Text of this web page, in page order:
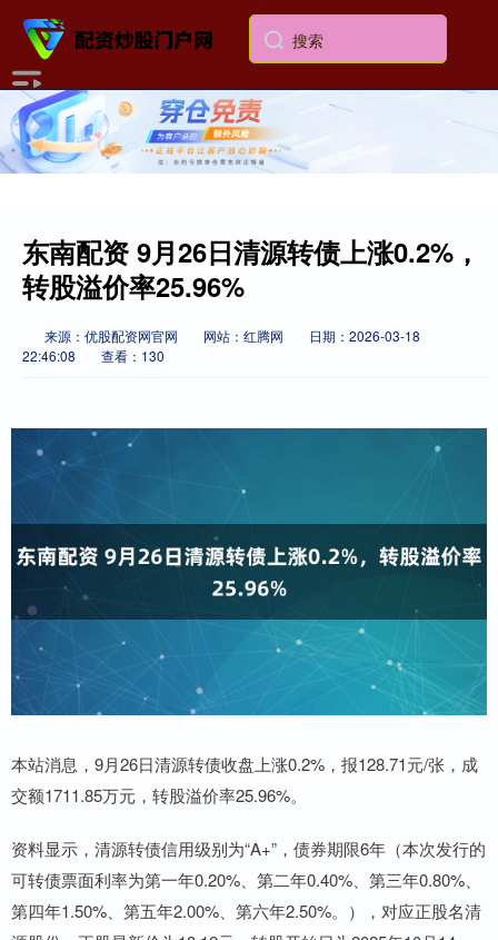
东南配资 9月26日清源转债上涨0.2%，
转股溢价率25.96%
来源：优股配资网官网 网站：红腾网
日期：2026-03-18
22:46:08
查看：130
本站消息，9月26日清源转债收盘上涨0.2%，报128.71元/张，成
交额1711.85万元，转股溢价率25.96%。
资料显示，清源转债信用级别为“A+”，债券期限6年（本次发行的
可转债票面利率为第一年0.20%、第二年0.40%、第三年0.80%、
第四年1.50%、第五年2.00%、第六年2.50%。），对应正股名清